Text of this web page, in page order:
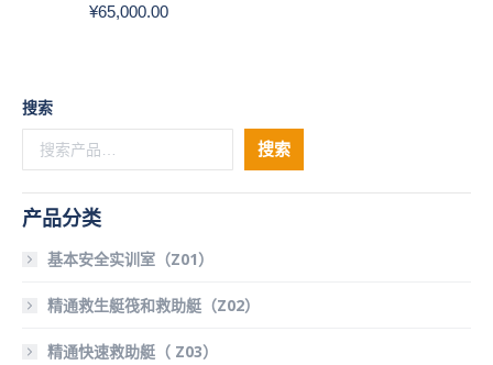
¥65,000.00
搜索
搜索
产品分类
基本安全实训室（Z01）
精通救生艇筏和救助艇（Z02）
精通快速救助艇（ Z03）